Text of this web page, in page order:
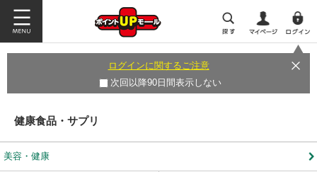
ログインに関するご注意
次回以降90日間表示しない
健康食品・サプリ
美容・健康